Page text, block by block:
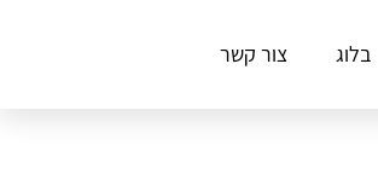
בלוג צור קשר